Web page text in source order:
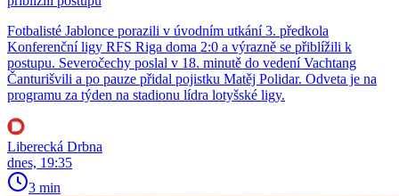
Fotbalisté Jablonce porazili v úvodním utkání 3. předkola
Konferenční ligy RFS Riga doma 2:0 a výrazně se přiblížili k
postupu. Severočechy poslal v 18. minutě do vedení Vachtang
Čanturišvili a po pauze přidal pojistku Matěj Polidar. Odveta je na
programu za týden na stadionu lídra lotyšské ligy.
Liberecká Drbna
dnes, 19:35
3 min